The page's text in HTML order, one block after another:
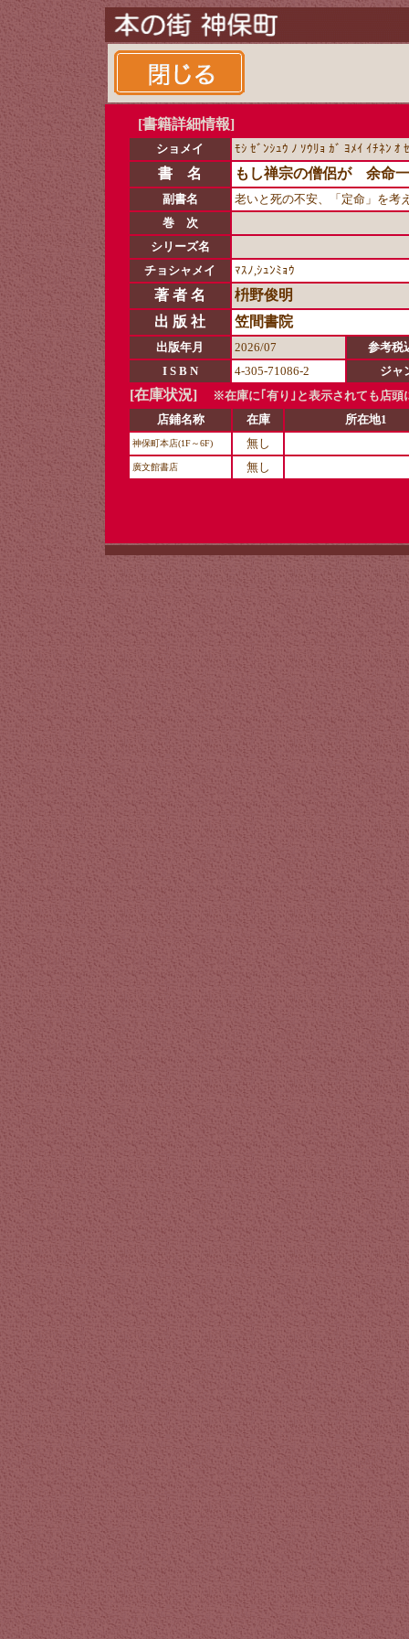
[書籍詳細情報]
ショメイ ﾓｼ ｾﾞﾝｼｭｳ ﾉ ｿｳﾘｮ ｶﾞ ﾖﾒｲ ｲﾁﾈﾝ ｵ
書 名 もし禅宗の僧侶が 余命
副書名
老いと死の不安、「定命」を考
巻 次
シリーズ名
チョシャメイ
ﾏｽﾉ,ｼｭﾝﾐｮｳ
著 者 名
枡野俊明
出 版 社
笠間書院
出版年月 2026/07
参考税
I S B N
4-305-71086-2 ジャ
[在庫状況]
※在庫に｢有り｣と表示されても店頭
店鋪名称
在庫 所在地1
神保町本店(1F～6F) 無し
廣文館書店 無し